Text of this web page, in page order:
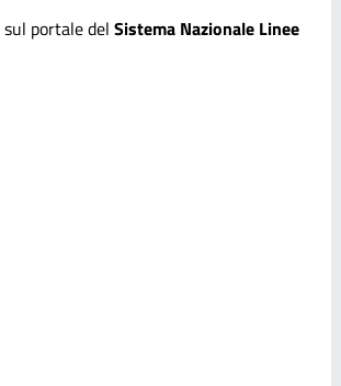
portale del Sistema Nazionale Linee